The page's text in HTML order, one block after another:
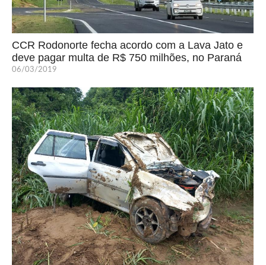
CCR Rodonorte fecha acordo com a Lava Jato e
deve pagar multa de R$ 750 milhões, no Paraná
06/03/2019